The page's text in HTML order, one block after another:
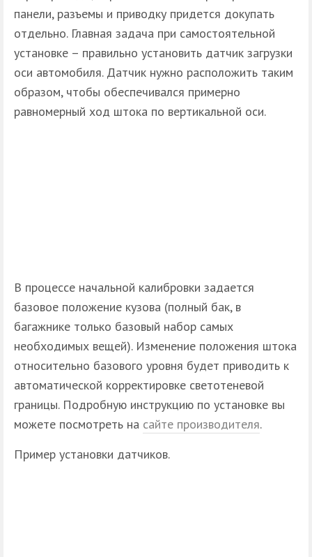
панели, разъемы и приводку придется докупать
отдельно. Главная задача при самостоятельной
установке – правильно установить датчик загрузки
оси автомобиля. Датчик нужно расположить таким
образом, чтобы обеспечивался примерно
равномерный ход штока по вертикальной оси.
В процессе начальной калибровки задается
базовое положение кузова (полный бак, в
багажнике только базовый набор самых
необходимых вещей). Изменение положения штока
относительно базового уровня будет приводить к
автоматической корректировке светотеневой
границы. Подробную инструкцию по установке вы
можете посмотреть на сайте производителя.
Пример установки датчиков.